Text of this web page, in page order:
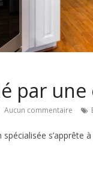
par
Aucun commentaire
s’apprête